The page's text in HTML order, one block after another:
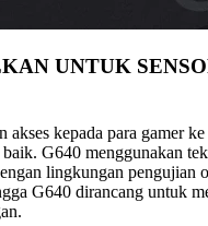
UNTUK
akses kepada para gamer
G640 menggunakan
lingkungan pengujian
G640 dirancang untuk